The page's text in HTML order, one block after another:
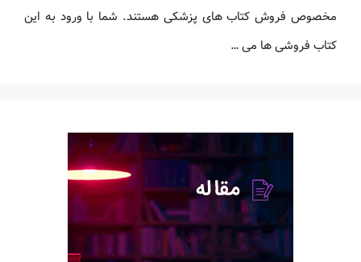
مخصوص فروش کتاب های پزشکی هستند. شما با ورود به این
کتاب فروشی ها می …